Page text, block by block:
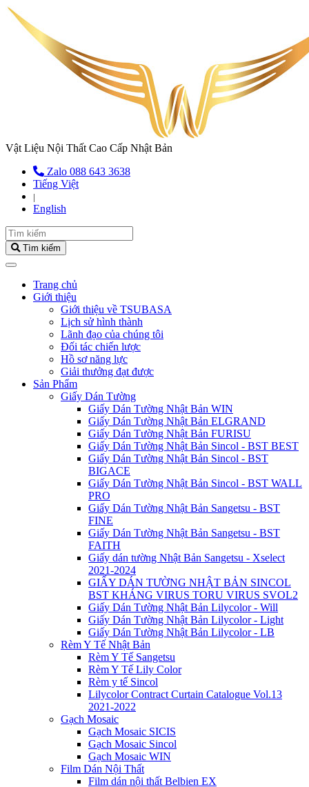
Vật Liệu Nội Thất Cao Cấp Nhật Bản
Zalo 088 643 3638
Tiếng Việt
|
English
Tìm kiếm
Trang chủ
Giới thiệu
Giới thiệu về TSUBASA
Lịch sử hình thành
Lãnh đạo của chúng tôi
Đối tác chiến lược
Hồ sơ năng lực
Giải thưởng đạt được
Sản Phẩm
Giấy Dán Tường
Giấy Dán Tường Nhật Bản WIN
Giấy Dán Tường Nhật Bản ELGRAND
Giấy Dán Tường Nhật Bản FURISU
Giấy Dán Tường Nhật Bản Sincol - BST BEST
Giấy Dán Tường Nhật Bản Sincol - BST
BIGACE
Giấy Dán Tường Nhật Bản Sincol - BST WALL
PRO
Giấy Dán Tường Nhật Bản Sangetsu - BST
FINE
Giấy Dán Tường Nhật Bản Sangetsu - BST
FAITH
Giấy dán tường Nhật Bản Sangetsu - Xselect
2021-2024
GIẤY DÁN TƯỜNG NHẬT BẢN SINCOL
BST KHÁNG VIRUS TORU VIRUS SVOL2
Giấy Dán Tường Nhật Bản Lilycolor - Will
Giấy Dán Tường Nhật Bản Lilycolor - Light
Giấy Dán Tường Nhật Bản Lilycolor - LB
Rèm Y Tế Nhật Bản
Rèm Y Tế Sangetsu
Rèm Y Tế Lily Color
Rèm y tế Sincol
Lilycolor Contract Curtain Catalogue Vol.13
2021-2022
Gạch Mosaic
Gạch Mosaic SICIS
Gạch Mosaic Sincol
Gạch Mosaic WIN
Film Dán Nội Thất
Film dán nội thất Belbien EX